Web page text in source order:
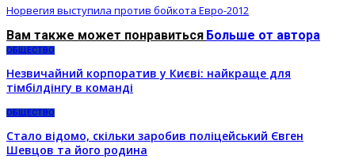
Норвегия выступила против бойкота Евро-2012
Вам также может понравиться Больше от автора
ОБЩЕСТВО
Незвичайний корпоратив у Києві: найкраще для
тімбілдінгу в команді
ОБЩЕСТВО
Стало відомо, скільки заробив поліцейський Євген
Шевцов та його родина